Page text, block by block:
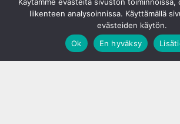
liikenteen analysoinnissa. Käyttämällä
evästeiden käytön.
Ok
En hyväksy